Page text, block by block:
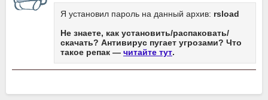
Я установил пароль на данный архив: rsload
Не знаете, как установить/распаковать/
скачать? Антивирус пугает угрозами? Что
такое репак — читайте тут.